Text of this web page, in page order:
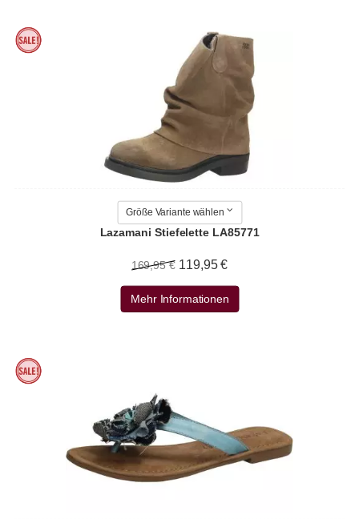
Größe Variante wählen
Lazamani Stiefelette LA85771
169,95 € 119,95 €
Mehr Informationen